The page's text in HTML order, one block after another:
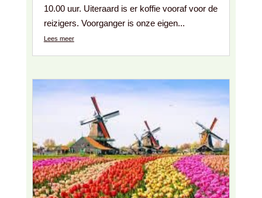
10.00 uur. Uiteraard is er koffie vooraf voor de
reizigers. Voorganger is onze eigen...
Lees meer